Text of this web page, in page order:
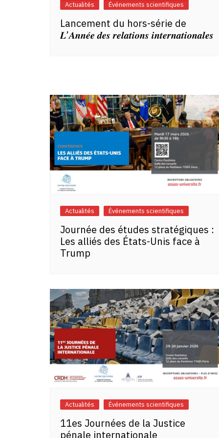
Actualités Événements scientifiques
Lancement du hors-série de
𝑳’𝑨𝒏𝒏𝒆́𝒆 𝒅𝒆𝒔 𝒓𝒆𝒍𝒂𝒕𝒊𝒐𝒏𝒔 𝒊𝒏𝒕𝒆𝒓𝒏𝒂𝒕𝒊𝒐𝒏𝒂𝒍𝒆𝒔
Actualités Événements scientifiques
Journée des études stratégiques :
Les alliés des États-Unis face à
Trump
Actualités Événements scientifiques
11es Journées de la Justice
pénale internationale